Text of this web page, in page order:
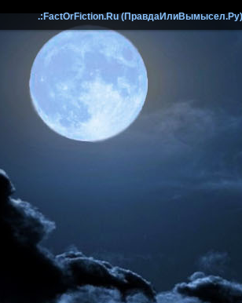
.:FactOrFiction.Ru (ПравдаИлиВымысел.Ру)